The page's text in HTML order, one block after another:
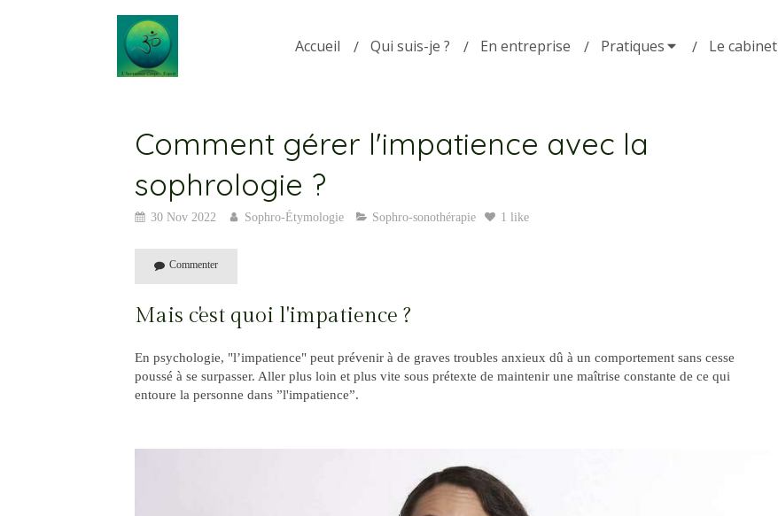
Accueil Qui suis-je ? En entreprise Pratiques Le cabinet
Comment gérer l'impatience avec la
sophrologie ?
30 Nov 2022 Sophro-Étymologie Sophro-sonothérapie 1 like
Commenter
Mais c'est quoi l'impatience ?
En psychologie, "l’impatience" peut prévenir à de graves troubles anxieux dû à un comportement sans cesse
poussé à se surpasser. Aller plus loin et plus vite sous prétexte de maintenir une maîtrise constante de ce qui
entoure la personne dans ”l'impatience”.